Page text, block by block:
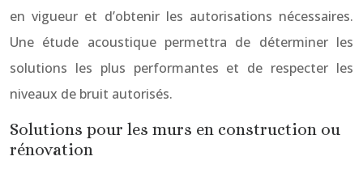
en vigueur et d’obtenir les autorisations nécessaires.
Une étude acoustique permettra de déterminer les
solutions les plus performantes et de respecter les
niveaux de bruit autorisés.
Solutions pour les murs en construction ou
rénovation